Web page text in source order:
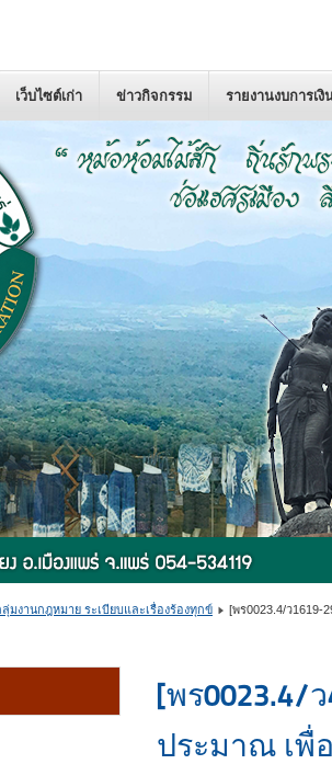
เว็บไซต์เก่า ข่าวกิจกรรม รายงานงบการเงิ
มงานกฎหมาย ระเบียบและเรื่องร้องทุกข์ [พร0023.4/ว
[พร0023.4/
ประมาณ เพื่